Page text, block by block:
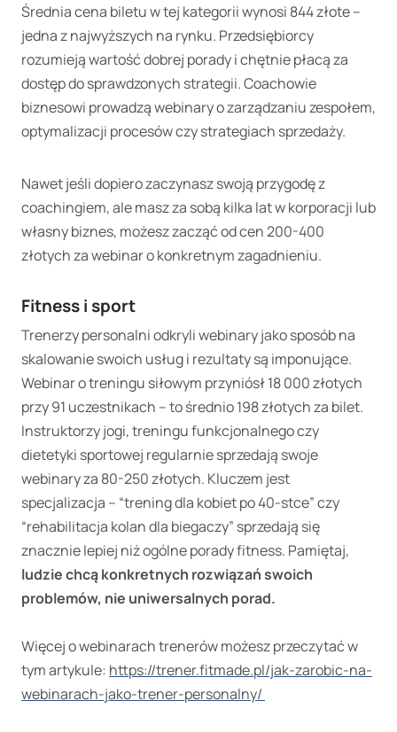
Średnia cena biletu w tej kategorii wynosi 844 złote –
jedna z najwyższych na rynku. Przedsiębiorcy
rozumieją wartość dobrej porady i chętnie płacą za
dostęp do sprawdzonych strategii. Coachowie
biznesowi prowadzą webinary o zarządzaniu zespołem,
optymalizacji procesów czy strategiach sprzedaży.
Nawet jeśli dopiero zaczynasz swoją przygodę z
coachingiem, ale masz za sobą kilka lat w korporacji lub
własny biznes, możesz zacząć od cen 200-400
złotych za webinar o konkretnym zagadnieniu.
Fitness i sport
Trenerzy personalni odkryli webinary jako sposób na
skalowanie swoich usług i rezultaty są imponujące.
Webinar o treningu siłowym przyniósł 18 000 złotych
przy 91 uczestnikach – to średnio 198 złotych za bilet.
Instruktorzy jogi, treningu funkcjonalnego czy
dietetyki sportowej regularnie sprzedają swoje
webinary za 80-250 złotych. Kluczem jest
specjalizacja – “trening dla kobiet po 40-stce” czy
“rehabilitacja kolan dla biegaczy” sprzedają się
znacznie lepiej niż ogólne porady fitness. Pamiętaj,
ludzie chcą konkretnych rozwiązań swoich
problemów, nie uniwersalnych porad.
Więcej o webinarach trenerów możesz przeczytać w
tym artykule: https://trener.fitmade.pl/jak-zarobic-na-
webinarach-jako-trener-personalny/